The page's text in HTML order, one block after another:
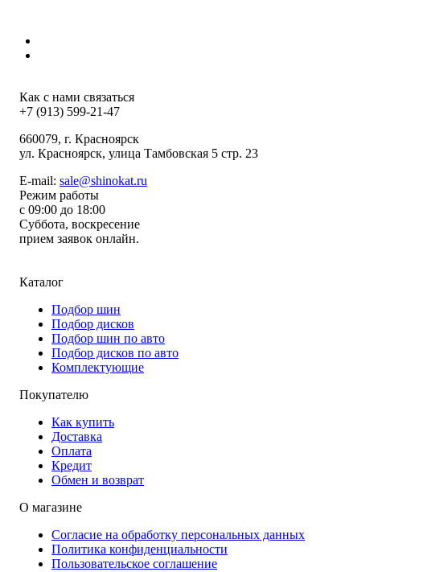
Как с нами связаться
+7 (913) 599-21-47
660079, г. Красноярск
ул. Красноярск, улица Тамбовская 5 стр. 23
E-mail: sale@shinokat.ru
Режим работы
с 09:00 до 18:00
Суббота, воскресение
прием заявок онлайн.
Каталог
Подбор шин
Подбор дисков
Подбор шин по авто
Подбор дисков по авто
Комплектующие
Покупателю
Как купить
Доставка
Оплата
Кредит
Обмен и возврат
О магазине
Согласие на обработку персональных данных
Политика конфиденциальности
Пользовательское соглашение